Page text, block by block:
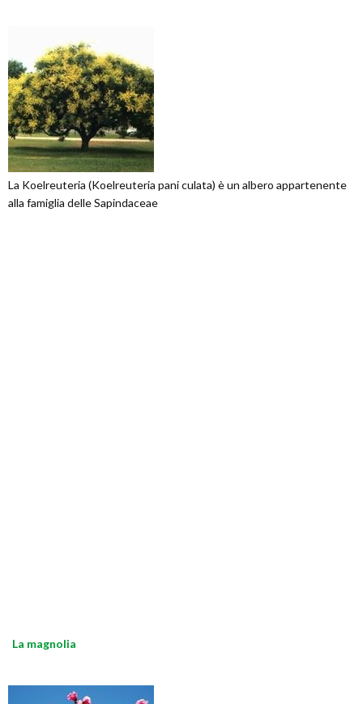
La Koelreuteria (Koelreuteria pani culata) è un albero appartenente
alla famiglia delle Sapindaceae
La magnolia